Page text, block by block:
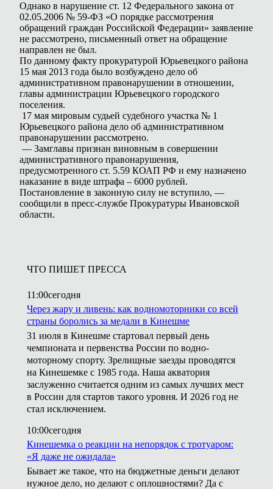
Однако в нарушение ст. 12 Федерального закона от
02.05.2006 № 59-ФЗ «О порядке рассмотрения
обращений граждан Российской Федерации» заявление
не рассмотрено, письменный ответ на обращение
направлен не был.
По данному факту прокуратурой Юрьевецкого района
15 мая 2013 года было возбуждено дело об
административном правонарушении в отношении,
главы администрации Юрьевецкого городского
поселения.
17 мая мировым судьей судебного участка № 1
Юрьевецкого района дело об административном
правонарушении рассмотрено.
— Замглавы признан виновным в совершении
административного правонарушения,
предусмотренного ст. 5.59 КОАП РФ и ему назначено
наказание в виде штрафа – 6000 рублей.
Постановление в законную силу не вступило, —
сообщили в пресс-службе Прокуратуры Ивановской
области.
ЧТО ПИШЕТ ПРЕССА
11:00сегодня
Через жару и ливень: как водномоторники со всей
страны боролись за медали в Кинешме
31 июля в Кинешме стартовал первый день
чемпионата и первенства России по водно-
моторному спорту. Зрелищные заезды проводятся
на Кинешемке с 1985 года. Наша акватория
заслуженно считается одним из самых лучших мест
в России для стартов такого уровня. И 2026 год не
стал исключением.
10:00сегодня
Кинешемка о реакции на непорядок с тротуаром:
«Я даже не ожидала»
Бывает же такое, что на бюджетные деньги делают
нужное дело, но делают с оплошностями? Да с